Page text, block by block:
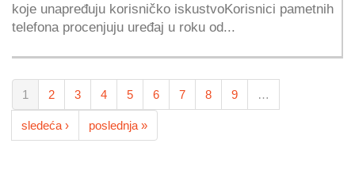
koje unapređuju korisničko iskustvoKorisnici pametnih
telefona procenjuju uređaj u roku od...
1 2 3 4 5 6 7 8 9 …
sledeća › poslednja »